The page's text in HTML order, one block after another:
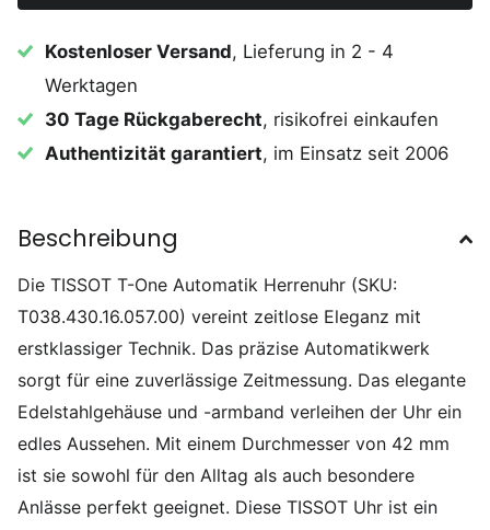
Kostenloser Versand, Lieferung in 2 - 4
Werktagen
30 Tage Rückgaberecht, risikofrei einkaufen
Authentizität garantiert, im Einsatz seit 2006
Beschreibung
Die TISSOT T-One Automatik Herrenuhr (SKU:
T038.430.16.057.00) vereint zeitlose Eleganz mit
erstklassiger Technik. Das präzise Automatikwerk
sorgt für eine zuverlässige Zeitmessung. Das elegante
Edelstahlgehäuse und -armband verleihen der Uhr ein
edles Aussehen. Mit einem Durchmesser von 42 mm
ist sie sowohl für den Alltag als auch besondere
Anlässe perfekt geeignet. Diese TISSOT Uhr ist ein